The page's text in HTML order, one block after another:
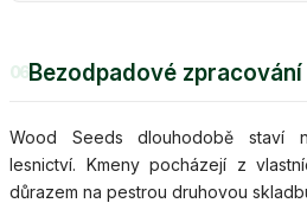
06Bezodpadové
Wood Seeds dlouhodobě staví
lesnictví. Kmeny pocházejí z
důrazem na pestrou druhovou